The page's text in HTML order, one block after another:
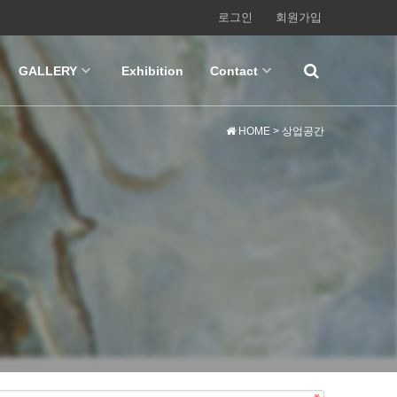
회원가입
로그인
GALLERY Exhibition Contact
HOME > 상업공간